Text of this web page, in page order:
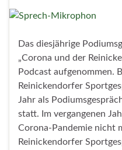
Das diesjährige
„Corona und der
Podcast aufgenommen.
Reinickendorfer
Jahr als
statt. Im vergangenen
Corona-Pandemie nicht
Reinickendorfer